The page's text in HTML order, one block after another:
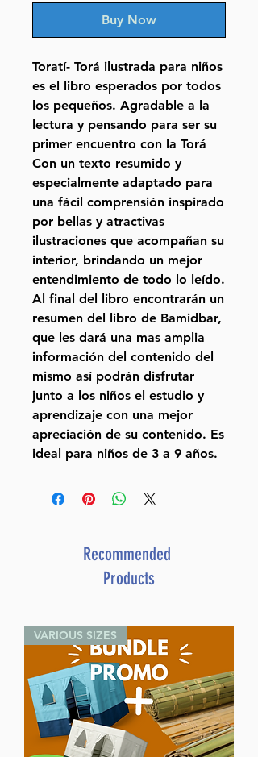
Buy Now
Toratí- Torá ilustrada para niños
es el libro esperados por todos
los pequeños. Agradable a la
lectura y pensando para ser su
primer encuentro con la Torá
Con un texto resumido y
especialmente adaptado para
una fácil comprensión inspirado
por bellas y atractivas
ilustraciones que acompañan su
interior, brindando un mejor
entendimiento de todo lo leído.
Al final del libro encontrarán un
resumen del libro de Bamidbar,
que les dará una mas amplia
información del contenido del
mismo así podrán disfrutar
junto a los niños el estudio y
aprendizaje con una mejor
apreciación de su contenido. Es
ideal para niños de 3 a 9 años.
Recommended
Products
VARIOUS SIZES